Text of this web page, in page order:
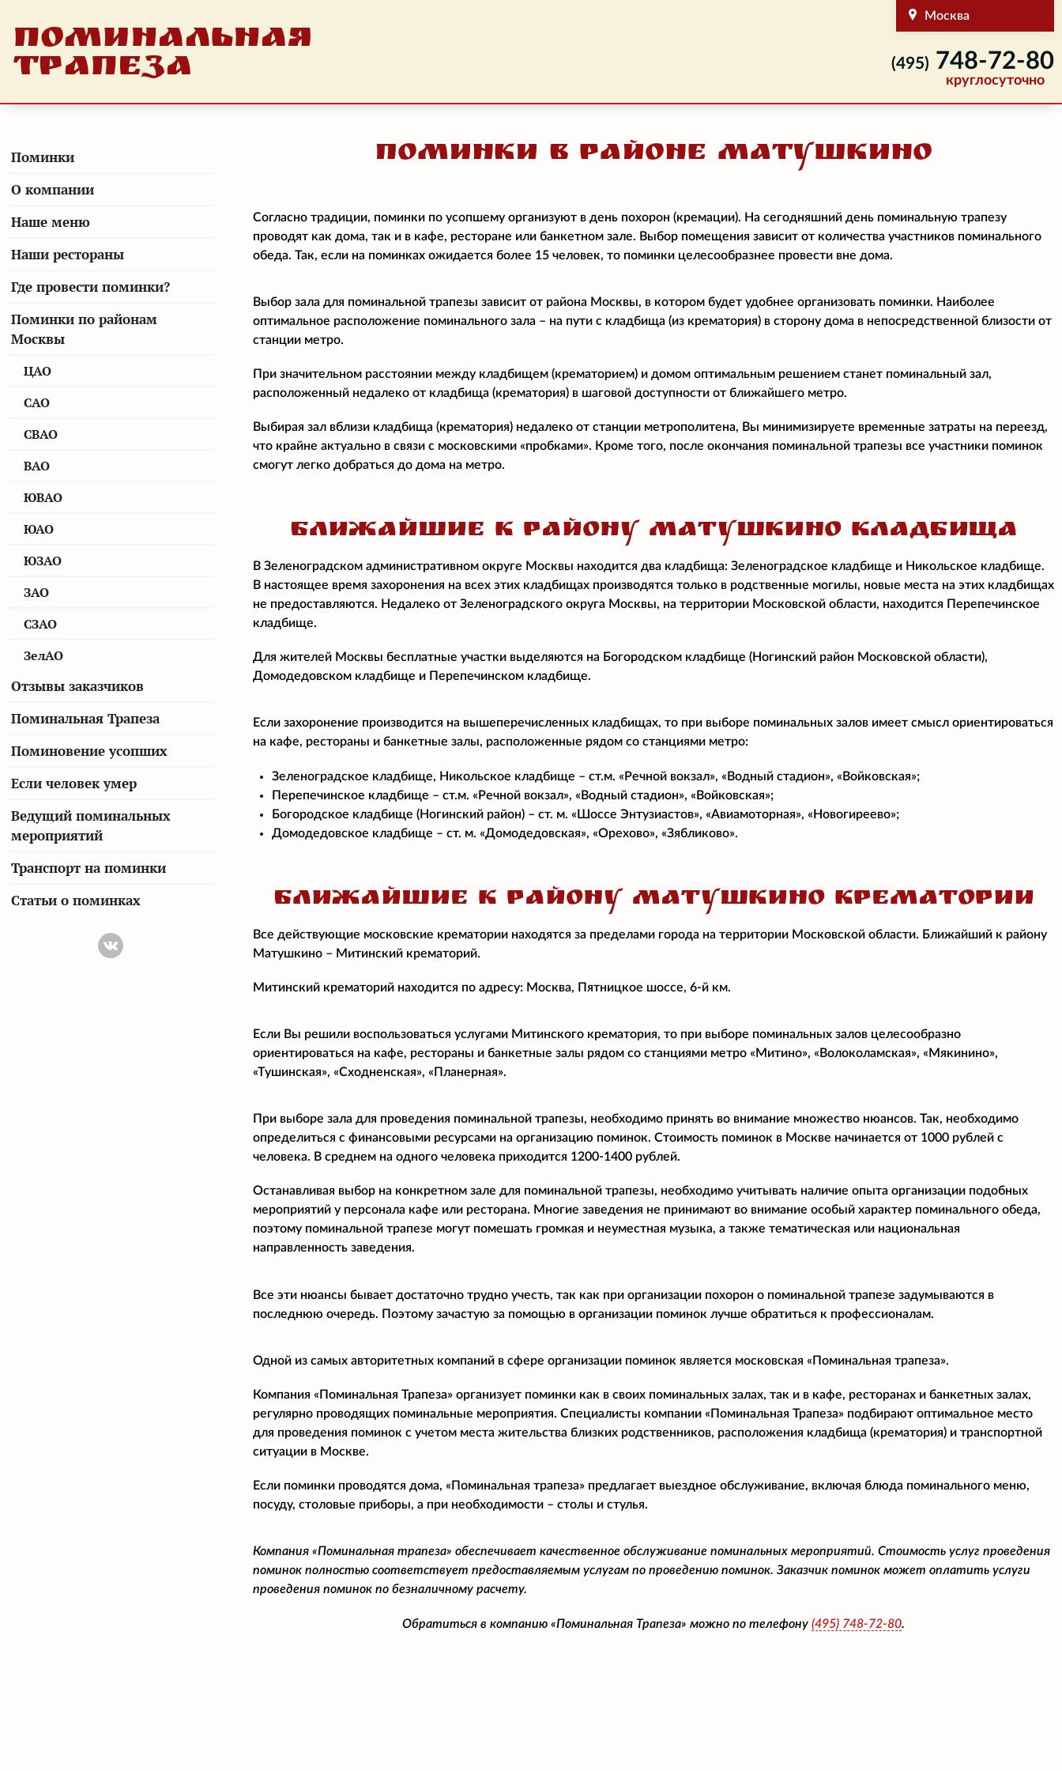
ПОМИНАЛЬНАЯ
ТРАПЕЗА
Москва
(495) 748-72-80
круглосуточно
Поминки
О компании
Наше меню
Наши рестораны
Где провести поминки?
Поминки по районам
Москвы
ЦАО
САО
СВАО
ВАО
ЮВАО
ЮАО
ЮЗАО
ЗАО
СЗАО
ЗелАО
Отзывы заказчиков
Поминальная Трапеза
Поминовение усопших
Если человек умер
Ведущий поминальных
мероприятий
Транспорт на поминки
Статьи о поминках
Поминки в районе Матушкино
Согласно традиции, поминки по усопшему организуют в день похорон (кремации). На сегодняшний день поминальную трапезу
проводят как дома, так и в кафе, ресторане или банкетном зале. Выбор помещения зависит от количества участников поминального
обеда. Так, если на поминках ожидается более 15 человек, то поминки целесообразнее провести вне дома.
Выбор зала для поминальной трапезы зависит от района Москвы, в котором будет удобнее организовать поминки. Наиболее
оптимальное расположение поминального зала – на пути с кладбища (из крематория) в сторону дома в непосредственной близости от
станции метро.
При значительном расстоянии между кладбищем (крематорием) и домом оптимальным решением станет поминальный зал,
расположенный недалеко от кладбища (крематория) в шаговой доступности от ближайшего метро.
Выбирая зал вблизи кладбища (крематория) недалеко от станции метрополитена, Вы минимизируете временные затраты на переезд,
что крайне актуально в связи с московскими «пробками». Кроме того, после окончания поминальной трапезы все участники поминок
смогут легко добраться до дома на метро.
БЛИЖАЙШИЕ К РАЙОНУ МАТУШКИНО КЛАДБИЩА
В Зеленоградском административном округе Москвы находится два кладбища: Зеленоградское кладбище и Никольское кладбище.
В настоящее время захоронения на всех этих кладбищах производятся только в родственные могилы, новые места на этих кладбищах
не предоставляются. Недалеко от Зеленоградского округа Москвы, на территории Московской области, находится Перепечинское
кладбище.
Для жителей Москвы бесплатные участки выделяются на Богородском кладбище (Ногинский район Московской области),
Домодедовском кладбище и Перепечинском кладбище.
Если захоронение производится на вышеперечисленных кладбищах, то при выборе поминальных залов имеет смысл ориентироваться
на кафе, рестораны и банкетные залы, расположенные рядом со станциями метро:
Зеленоградское кладбище, Никольское кладбище – ст.м. «Речной вокзал», «Водный стадион», «Войковская»;
Перепечинское кладбище – ст.м. «Речной вокзал», «Водный стадион», «Войковская»;
Богородское кладбище (Ногинский район) – ст. м. «Шоссе Энтузиастов», «Авиамоторная», «Новогиреево»;
Домодедовское кладбище – ст. м. «Домодедовская», «Орехово», «Зябликово».
БЛИЖАЙШИЕ К РАЙОНУ МАТУШКИНО КРЕМАТОРИИ
Все действующие московские крематории находятся за пределами города на территории Московской области. Ближайший к району
Матушкино – Митинский крематорий.
Митинский крематорий находится по адресу: Москва, Пятницкое шоссе, 6-й км.
Если Вы решили воспользоваться услугами Митинского крематория, то при выборе поминальных залов целесообразно
ориентироваться на кафе, рестораны и банкетные залы рядом со станциями метро «Митино», «Волоколамская», «Мякинино»,
«Тушинская», «Сходненская», «Планерная».
При выборе зала для проведения поминальной трапезы, необходимо принять во внимание множество нюансов. Так, необходимо
определиться с финансовыми ресурсами на организацию поминок. Стоимость поминок в Москве начинается от 1000 рублей с
человека. В среднем на одного человека приходится 1200-1400 рублей.
Останавливая выбор на конкретном зале для поминальной трапезы, необходимо учитывать наличие опыта организации подобных
мероприятий у персонала кафе или ресторана. Многие заведения не принимают во внимание особый характер поминального обеда,
поэтому поминальной трапезе могут помешать громкая и неуместная музыка, а также тематическая или национальная
направленность заведения.
Все эти нюансы бывает достаточно трудно учесть, так как при организации похорон о поминальной трапезе задумываются в
последнюю очередь. Поэтому зачастую за помощью в организации поминок лучше обратиться к профессионалам.
Одной из самых авторитетных компаний в сфере организации поминок является московская «Поминальная трапеза».
Компания «Поминальная Трапеза» организует поминки как в своих поминальных залах, так и в кафе, ресторанах и банкетных залах,
регулярно проводящих поминальные мероприятия. Специалисты компании «Поминальная Трапеза» подбирают оптимальное место
для проведения поминок с учетом места жительства близких родственников, расположения кладбища (крематория) и транспортной
ситуации в Москве.
Если поминки проводятся дома, «Поминальная трапеза» предлагает выездное обслуживание, включая блюда поминального меню,
посуду, столовые приборы, а при необходимости – столы и стулья.
Компания «Поминальная трапеза» обеспечивает качественное обслуживание поминальных мероприятий. Стоимость услуг проведения
поминок полностью соответствует предоставляемым услугам по проведению поминок. Заказчик поминок может оплатить услуги
проведения поминок по безналичному расчету.
Обратиться в компанию «Поминальная Трапеза» можно по телефону (495) 748-72-80.